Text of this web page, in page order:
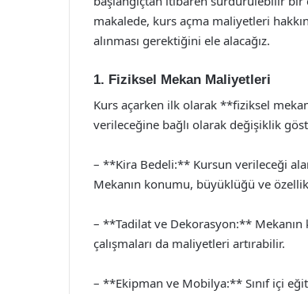
makalede, kurs açma maliyetleri
alınması gerektiğini ele alacağız.
1. Fiziksel Mekan Maliyetleri
Kurs açarken ilk olarak **fiziksel
verileceğine bağlı olarak değişiklik
– **Kira Bedeli:** Kursun verileceği
Mekanın konumu, büyüklüğü ve
– **Tadilat ve Dekorasyon:**
çalışmaları da maliyetleri artırabilir.
– **Ekipman ve Mobilya:** Sınıf içi